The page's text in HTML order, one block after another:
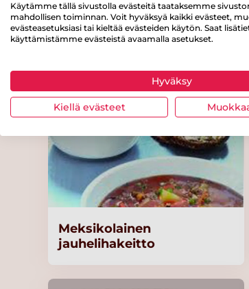
Riista-juureskäristys
Meksikolainen
jauhelihakeitto
Käytämme tällä sivustolla evästeitä taataksemme
mahdollisen toiminnan. Voit hyväksyä kaikki evästeet,
evästeasetuksiasi tai kieltää evästeiden käytön. Saat
käyttämistämme evästeistä avaamalla asetukset.
Hyväksy
Kiellä evästeet